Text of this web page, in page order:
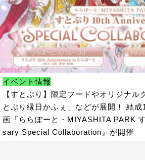
イベント情報
【すとぷり】限定フードやオリジナル
とぷり縁日かふぇ」などが展開！ 結
画『ららぽーと・MIYASHITA PARK
sary Special Collaboration』が開催